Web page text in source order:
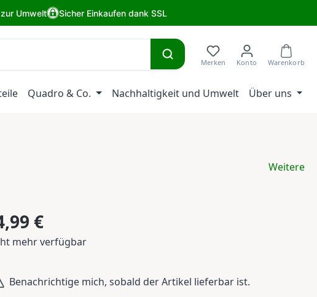
Umwelt Sicher Einkaufen dank SSL
Quadro & Co. Nachhaltigkeit und Umwelt Über uns
Weitere
Preis:
€
mehr verfügbar
Benachrichtige mich, sobald der Artikel lieferbar ist.